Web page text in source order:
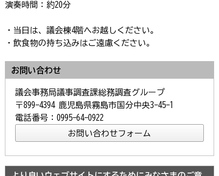
演奏時間：約20分
・当日は、議会棟4階へお越しください。
・飲食物の持ち込みはご遠慮ください。
お問い合わせ
議会事務局議事調査課総務調査グループ
〒899-4394 鹿児島県霧島市国分中央3-45-1
電話番号：0995-64-0922